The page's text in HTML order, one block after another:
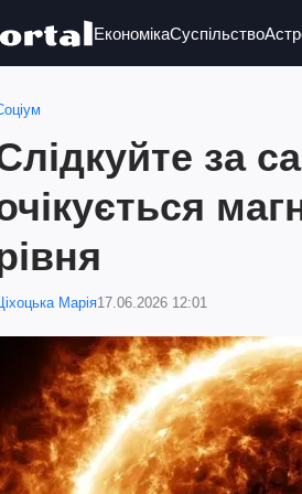
ЕкономікаСуспільство
за
Марія17.06.2026 12:01